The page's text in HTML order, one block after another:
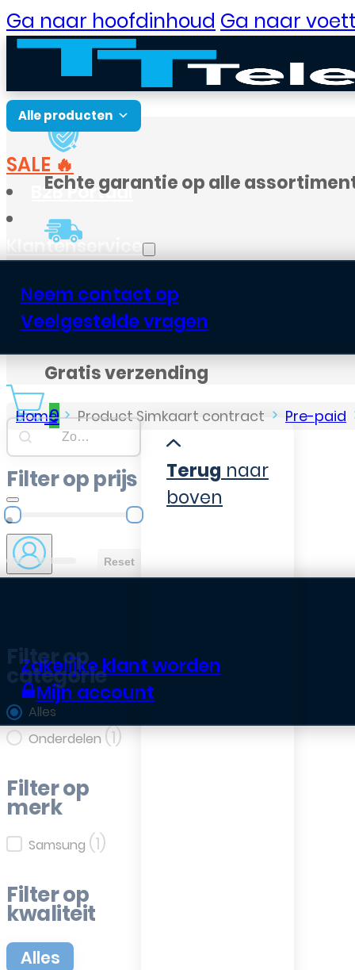
Ga naar hoofdinhoud Ga naar
Alle producten
SALE 🔥
B2B Portaal
Klantenservice
Neem contact op
Veelgestelde vragen
0
Zakelijke klant worden
Mijn account
Echte garantie op alle
Gratis verzending
Home Product Simkaart contract Pre-paid
Searchbar
Search content
Filter op prijs
Filter op prijs
Reset
Filter op
categorie
Filter op categorie
Alles
Onderdelen (1)
Filter op
merk
Filter op merk
Samsung (1)
Filter op
kwaliteit
Filter op kwaliteit
Alles
Terug naar
boven